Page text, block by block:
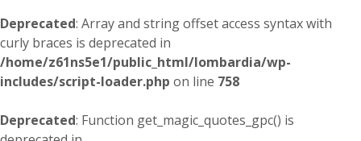
Deprecated: Array and string offset access syntax with
curly braces is deprecated in
/home/z61ns5e1/public_html/lombardia/wp-
includes/script-loader.php on line 758
Deprecated: Function get_magic_quotes_gpc() is